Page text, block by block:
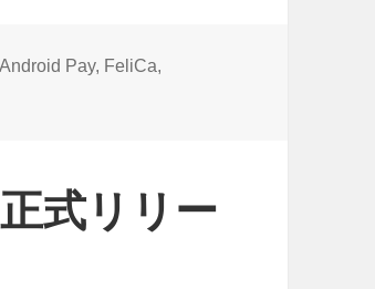
Android Pay, FeliCa,
式リリー